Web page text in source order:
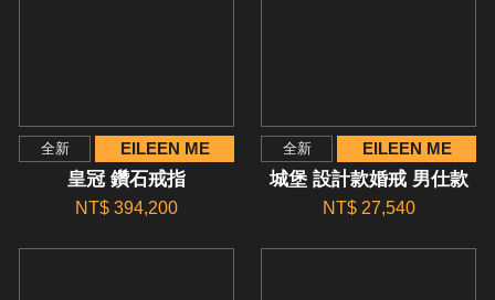
全新 EILEEN ME
皇冠 鑽石戒指
NT$ 394,200
全新 EILEEN ME
城堡 設計款婚戒 男仕款
NT$ 27,540